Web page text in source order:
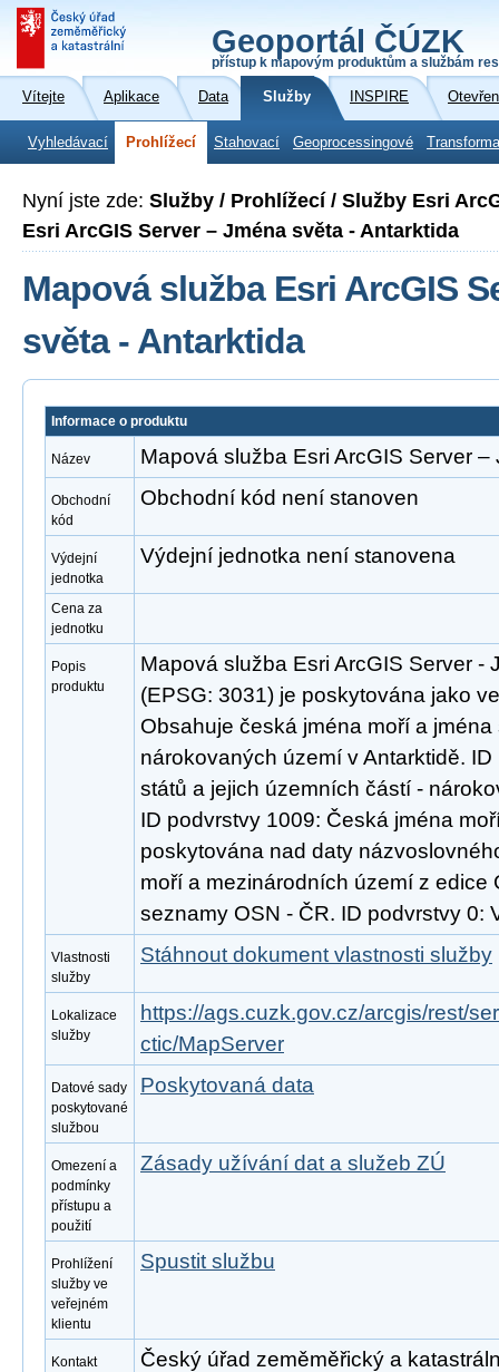
Geoportál ČÚZK
přístup k mapovým produktům a službám
Vítejte Aplikace Data Služby INSPIRE
Vyhledávací Prohlížecí Stahovací Geoprocessingové
Nyní jste zde: Služby / Prohlížecí / Služby Esri
Esri ArcGIS Server – Jména světa - Antarktida
Mapová služba Esri ArcGIS
světa - Antarktida
Informace o produktu
Název Mapová služba Esri ArcGIS Server
Obchodní
kód
Obchodní kód není stanoven
Výdejní
jednotka
Výdejní jednotka není stanovena
Cena za
jednotku
Popis
produktu
Mapová služba Esri ArcGIS Server -
(EPSG: 3031) je poskytována jako
Obsahuje česká jména moří a jména
nárokovaných území v Antarktidě.
států a jejich územních částí -
ID podvrstvy 1009: Česká jména
poskytována nad daty
moří a mezinárodních území z edice
seznamy OSN - ČR. ID podvrstvy 0:
Vlastnosti
služby
Stáhnout dokument vlastnosti služby
Lokalizace
služby
https://ags.cuzk.gov.cz/arcgis/rest/
ctic/MapServer
Datové sady
poskytované
službou
Poskytovaná data
Omezení a
podmínky
přístupu a
použití
Zásady užívání dat a služeb ZÚ
Prohlížení
služby ve
veřejném
klientu
Spustit službu
Kontakt
Český úřad zeměměřický a